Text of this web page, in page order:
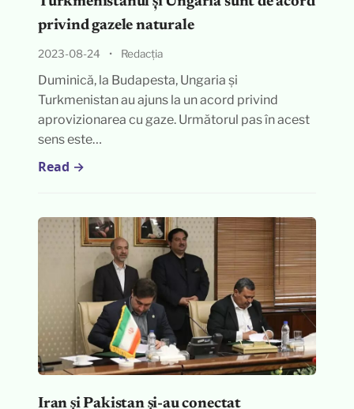
privind gazele naturale
2023-08-24 • Redacția
Duminică, la Budapesta, Ungaria și
Turkmenistan au ajuns la un acord privind
aprovizionarea cu gaze. Următorul pas în acest
sens este…
Read →
Iran și Pakistan și-au conectat